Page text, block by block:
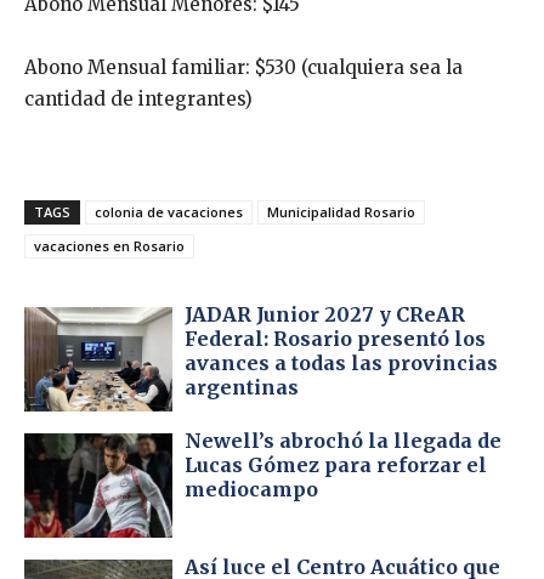
Abono Mensual familiar: $530 (cualquiera sea la
cantidad de integrantes)
TAGS colonia de vacaciones
Municipalidad Rosario
vacaciones en Rosario
JADAR Junior 2027 y CReAR
Federal: Rosario presentó los
avances a todas las provincias
argentinas
Newell’s abrochó la llegada de
Lucas Gómez para reforzar el
mediocampo
Así luce el Centro Acuático que